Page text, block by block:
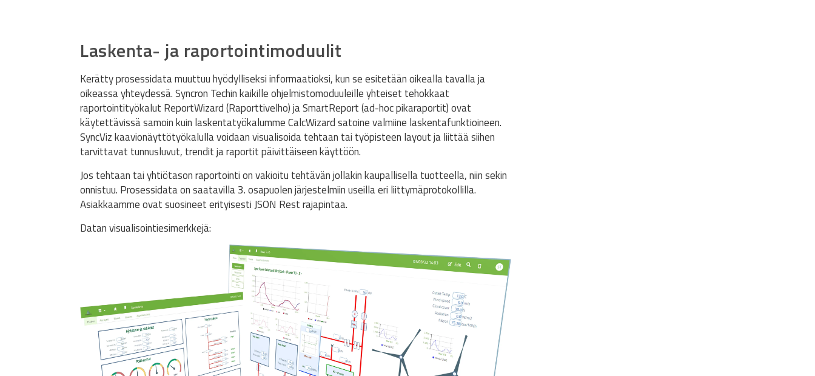
Laskenta- ja raportointimoduulit
Kerätty prosessidata muuttuu hyödylliseksi informaatioksi, kun se esitetään oikealla tavalla ja
oikeassa yhteydessä. Syncron Techin kaikille ohjelmistomoduuleille yhteiset tehokkaat
raportointityökalut ReportWizard (Raporttivelho) ja SmartReport (ad-hoc pikaraportit) ovat
käytettävissä samoin kuin laskentatyökalumme CalcWizard satoine valmiine laskentafunktioineen.
SyncViz kaavionäyttötyökalulla voidaan visualisoida tehtaan tai työpisteen layout ja liittää siihen
tarvittavat tunnusluvut, trendit ja raportit päivittäiseen käyttöön.
Jos tehtaan tai yhtiötason raportointi on vakioitu tehtävän jollakin kaupallisella tuotteella, niin sekin
onnistuu. Prosessidata on saatavilla 3. osapuolen järjestelmiin useilla eri liittymäprotokollilla.
Asiakkaamme ovat suosineet erityisesti JSON Rest rajapintaa.
Datan visualisointiesimerkkejä: